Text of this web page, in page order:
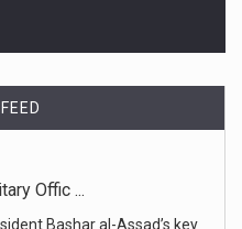
of ...
demanding the